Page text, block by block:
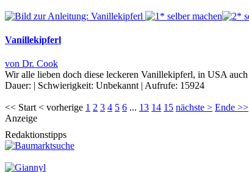
Vanillekipferl
von Dr. Cook
Wir alle lieben doch diese leckeren Vanillekipferl, in USA
Dauer: | Schwierigkeit: Unbekannt | Aufrufe: 15924
<< Start < vorherige 1 2 3 4 5 6 ... 13 14 15 nächste > Ende >>
Anzeige
Redaktionstipps